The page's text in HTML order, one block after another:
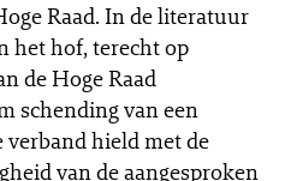
Raad. In de literatuur
het hof, terecht op
de Hoge Raad
schending van een
hield met de
van de aangesproken